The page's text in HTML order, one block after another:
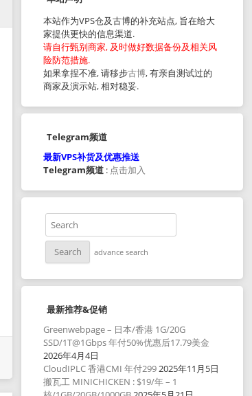
本站作为VPS仓及古博的补充站点, 旨在给大
家提供更快的信息渠道.
请自行甄别商家, 及时做好数据备份及相关风
险防范措施.
如果拿捏不准, 请移步古博, 有亲自测试过的
商家及演示站, 相对稳妥.
Telegram频道
最新VPS补货及优惠推送
Telegram频道 : 点击加入
advance search
最新推荐&促销
Greenwebpage – 日本/香港 1G/20G
SSD/1T@1Gbps 年付50%优惠后17.79美金
2026年4月4日
CloudIPLC 香港CMI 年付2992025年11月5日
搬瓦工 MINICHICKEN : $19/年 – 1